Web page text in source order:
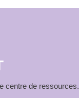
centre de ressources.